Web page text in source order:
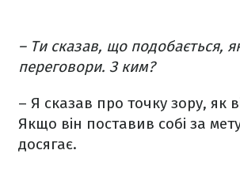
– Ти сказав, що подобається,
переговори. З ким?
– Я сказав про точку зору, як
Якщо він поставив собі за
досягає.